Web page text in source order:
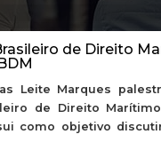
de Direito
Leite Marques
de Direito
como objetivo